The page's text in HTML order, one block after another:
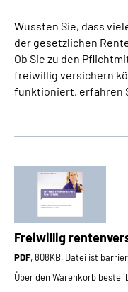
Wussten Sie, dass
der gesetzlichen
Ob Sie zu den
freiwillig versichern
funktioniert, erfahren
Freiwillig
PDF, 808KB, Datei ist
Über den Warenkorb